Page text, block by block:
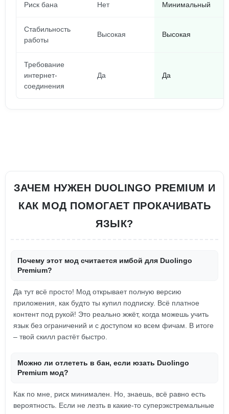
Риск бана Нет Минимальный
Стабильность
работы
Высокая Высокая
Требование
интернет-
соединения
Да Да
ЗАЧЕМ НУЖЕН DUOLINGO PREMIUM И
КАК МОД ПОМОГАЕТ ПРОКАЧИВАТЬ
ЯЗЫК?
Почему этот мод считается имбой для Duolingo
Premium?
Да тут всё просто! Мод открывает полную версию
приложения, как будто ты купил подписку. Всё платное
контент под рукой! Это реально жжёт, когда можешь учить
язык без ограничений и с доступом ко всем фичам. В итоге
– твой скилл растёт быстро.
Можно ли отлететь в бан, если юзать Duolingo
Premium мод?
Как по мне, риск минимален. Но, знаешь, всё равно есть
вероятность. Если не лезть в какие-то суперэкстремальные